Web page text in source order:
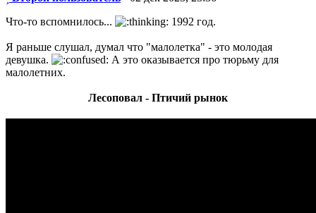
Что-то вспомнилось...
1992 год.
Я раньше слушал, думал что "малолетка" - это молодая
девушка.
А это оказывается про тюрьму для
малолетних.
Лесоповал - Птичий рынок